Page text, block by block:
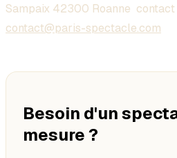
Sampaix 42300 Roanne contact
contact@paris-spectacle.com
Besoin d'un
mesure ?